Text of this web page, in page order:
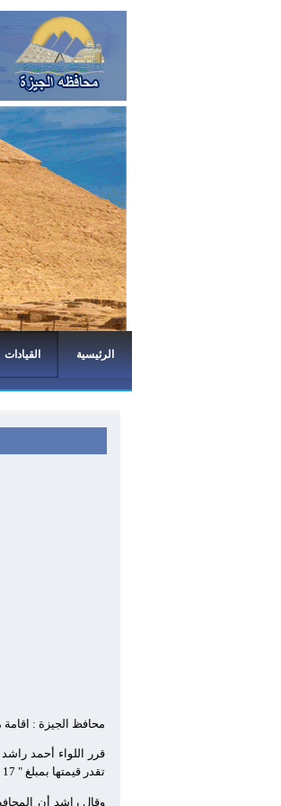
الرئيسية القيادات
محافظ الجيزة :
تقدر قيمتها بمبلغ " 17 مليون جنيه " بالإضافة إلى مبلغ
وقال راشد أن